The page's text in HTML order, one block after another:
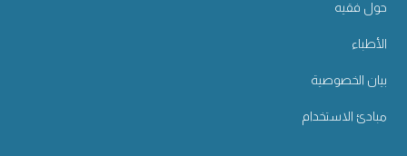
حول فقيه
الأطباء
بيان الخصوصية
مبادئ الاستخدام